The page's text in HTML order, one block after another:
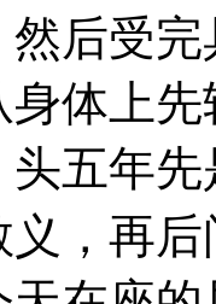
后受
身体上
五年
，再